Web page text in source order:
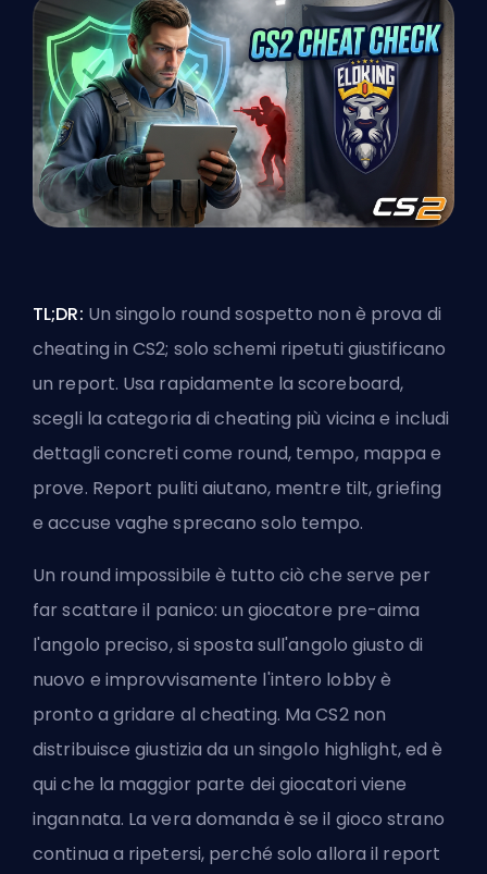
TL;DR: Un singolo round sospetto non è prova di
cheating in CS2; solo schemi ripetuti giustificano
un report. Usa rapidamente la scoreboard,
scegli la categoria di cheating più vicina e includi
dettagli concreti come round, tempo, mappa e
prove. Report puliti aiutano, mentre tilt, griefing
e accuse vaghe sprecano solo tempo.
Un round impossibile è tutto ciò che serve per
far scattare il panico: un giocatore pre-aima
l'angolo preciso, si sposta sull'angolo giusto di
nuovo e improvvisamente l'intero lobby è
pronto a gridare al cheating. Ma CS2 non
distribuisce giustizia da un singolo highlight, ed è
qui che la maggior parte dei giocatori viene
ingannata. La vera domanda è se il gioco strano
continua a ripetersi, perché solo allora il report